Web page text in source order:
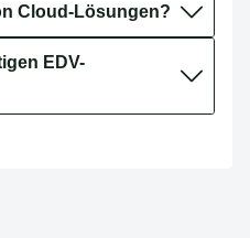
Cloud-Lösungen?
EDV-